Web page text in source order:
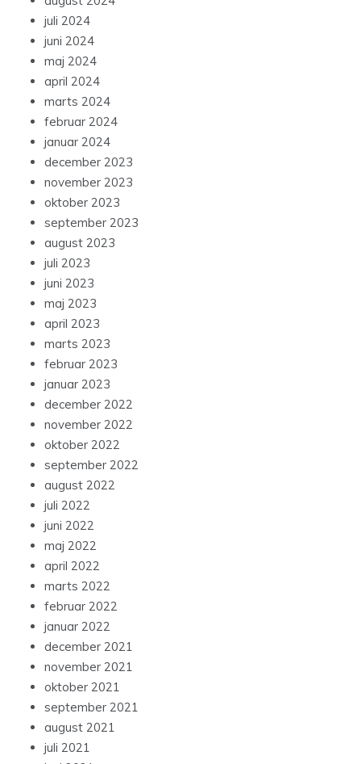
juli 2024
juni 2024
maj 2024
april 2024
marts 2024
februar 2024
januar 2024
december 2023
november 2023
oktober 2023
september 2023
august 2023
juli 2023
juni 2023
maj 2023
april 2023
marts 2023
februar 2023
januar 2023
december 2022
november 2022
oktober 2022
september 2022
august 2022
juli 2022
juni 2022
maj 2022
april 2022
marts 2022
februar 2022
januar 2022
december 2021
november 2021
oktober 2021
september 2021
august 2021
juli 2021